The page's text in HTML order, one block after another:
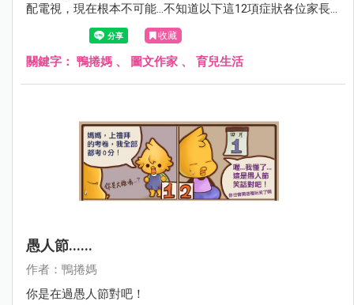
配電視，現在根本不可能...不知道以下這12項症狀各位家長
們中了幾項呢？
收藏
關鍵字： 鴨捲媽 、 圖文作家 、 育兒生活
愚人節......
作者：鴨捲媽
你是在過愚人節對吧！